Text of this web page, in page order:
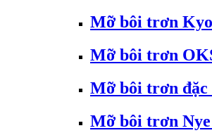
Mỡ bôi trơn
Mỡ bôi trơn
Mỡ bôi trơn đặc
Mỡ bôi trơn